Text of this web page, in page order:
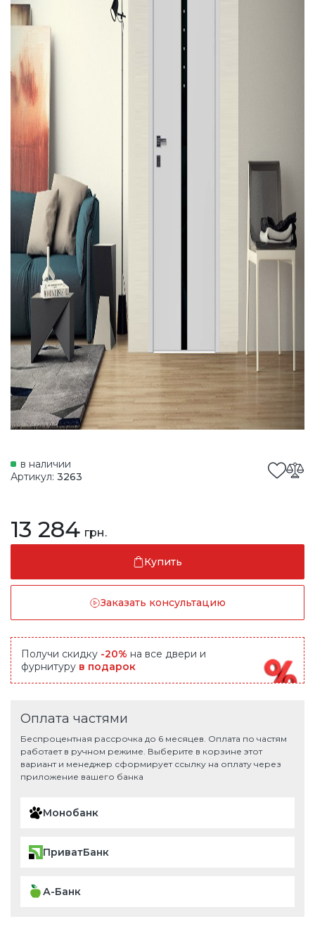
в наличии
Артикул: 3263
13 284 грн.
Купить
Заказать консультацию
Получи скидку -20% на все двери и
фурнитуру в подарок
Оплата частями
Беспроцентная рассрочка до 6 месяцев. Оплата по частям
работает в ручном режиме. Выберите в корзине этот
вариант и менеджер сформирует ссылку на оплату через
приложение вашего банка
Монобанк
ПриватБанк
А-Банк